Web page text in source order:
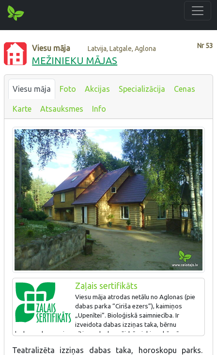
Nr53
Viesu māja Latvija, Latgale, Aglona
MEŽINIEKU MĀJAS
Viesu māja Foto Akcijas Specializācija Cenas
Karte Atsauksmes Info
Zaļais sertifikāts
Viesu māja atrodas netālu no Aglonas (pie
dabas parka “Ciriša ezers”), kaimiņos
„Upenītei”. Bioloģiskā saimniecība. Ir
izveidota dabas izziņas taka, bērnu
laukums, kur var iepazīties ar lauku mājdzīvniekiem, kā arī
Teatralizēta izziņas dabas taka, horoskopu parks.